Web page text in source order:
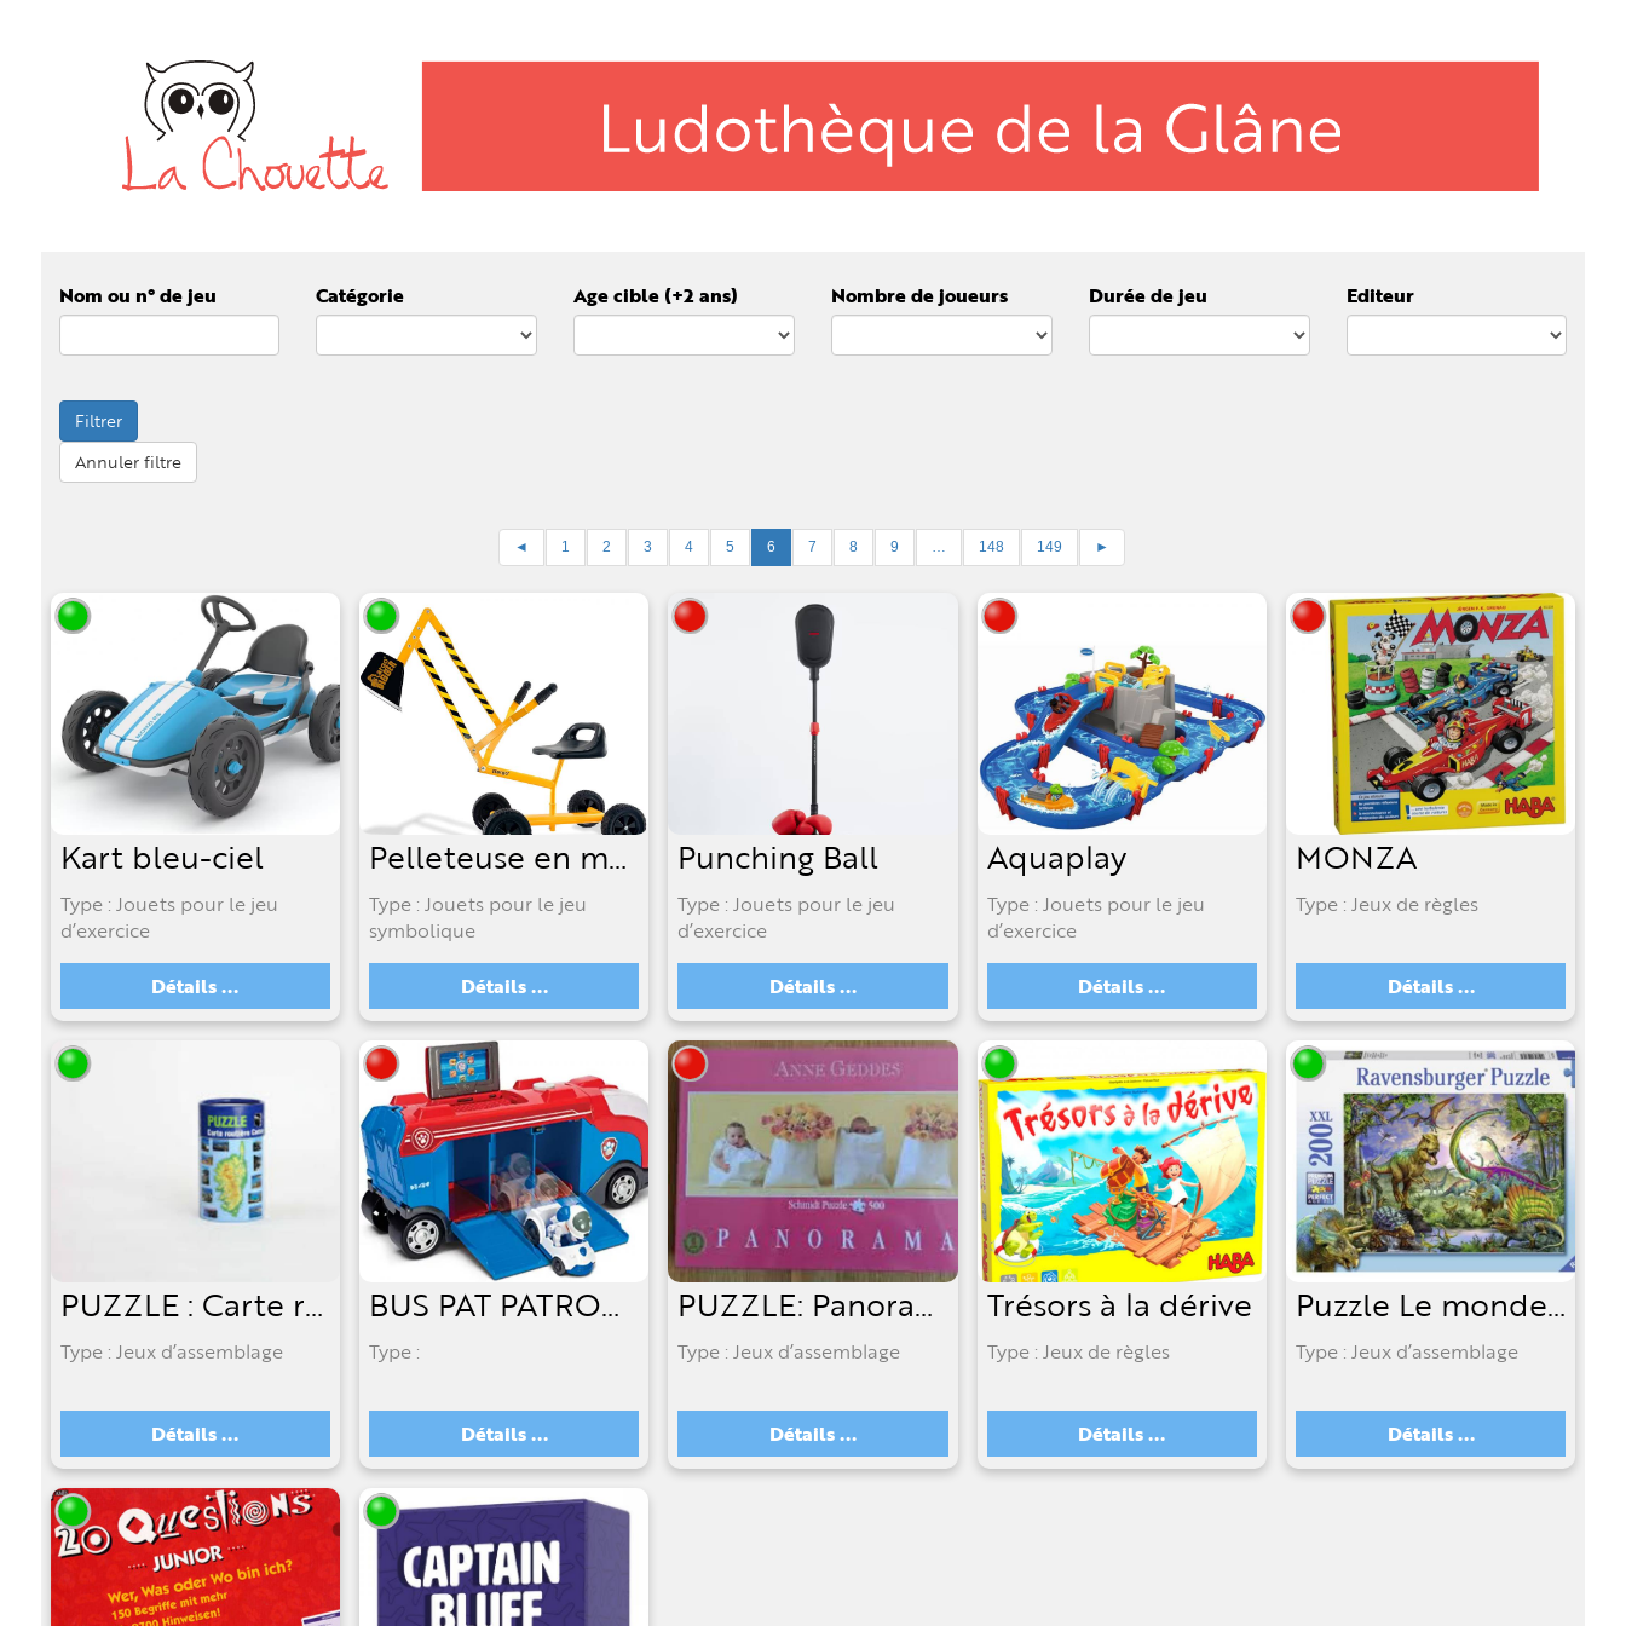
Nom ou n° de jeu Catégorie Age cible (+2 ans) Nombre de joueurs Durée de jeu Editeur
Filtrer
Annuler filtre
◄ 1 2 3 4 5 6 7 8 9 148 149 ►
Kart bleu-ciel
Type : Jouets pour le jeu
d’exercice
Détails ...
Pelleteuse en métal
Type : Jouets pour le jeu
symbolique
Détails ...
Punching Ball
Type : Jouets pour le jeu
d’exercice
Détails ...
Aquaplay
Type : Jouets pour le jeu
d’exercice
Détails ...
MONZA
Type : Jeux de règles
Détails ...
PUZZLE : Carte routière Corse [200 pièces]
Type : Jeux d’assemblage
Détails ...
BUS PAT PATROUILLE
Type :
Détails ...
PUZZLE: Panorama Bébés [500 pièces]
Type : Jeux d’assemblage
Détails ...
Trésors à la dérive
Type : Jeux de règles
Détails ...
Puzzle Le monde des géants 200pc.
Type : Jeux d’assemblage
Détails ...